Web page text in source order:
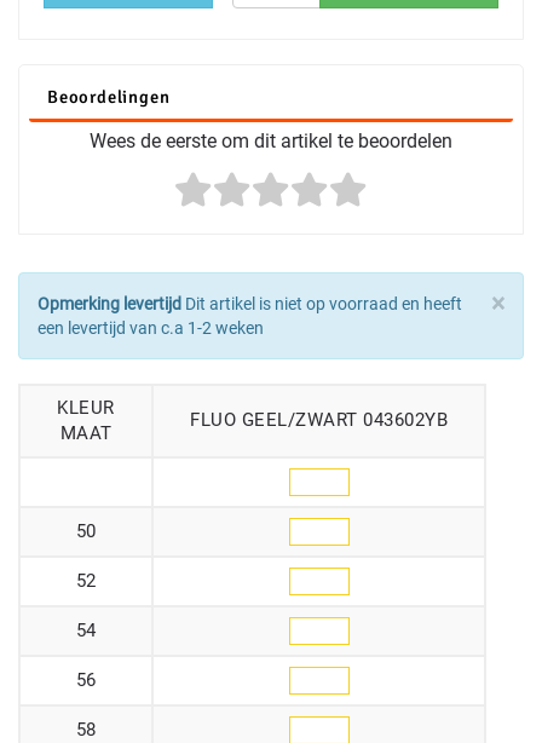
Beoordelingen
Wees de eerste om dit artikel te beoordelen
×
Opmerking levertijd Dit artikel is niet op voorraad en heeft
een levertijd van c.a 1-2 weken
KLEUR
MAAT
FLUO GEEL/ZWART 043602YB
50
52
54
56
58